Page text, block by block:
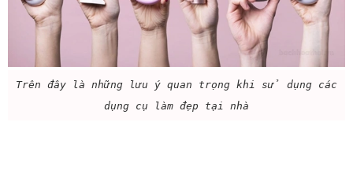
Trên đây là những lưu ý quan trọng khi sử dụng các
dụng cụ làm đẹp tại nhà